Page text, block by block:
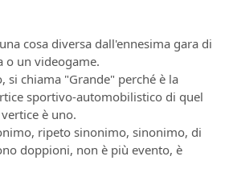
cosa diversa dall'ennesima gara di
o un videogame.
si chiama "Grande" perché è la
sportivo-automobilistico di quel
è uno.
ripeto sinonimo, sinonimo, di
doppioni, non è più evento, è